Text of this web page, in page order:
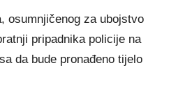
osumnjičenog za ubojstvo
pripadnika policije na
da bude pronađeno tijelo